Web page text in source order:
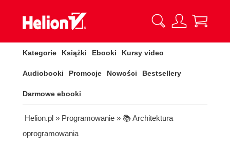
Kategorie Książki Ebooki Kursy video
Audiobooki Promocje Nowości Bestsellery
Darmowe ebooki
Helion.pl » Programowanie » 📚 Architektura
oprogramowania